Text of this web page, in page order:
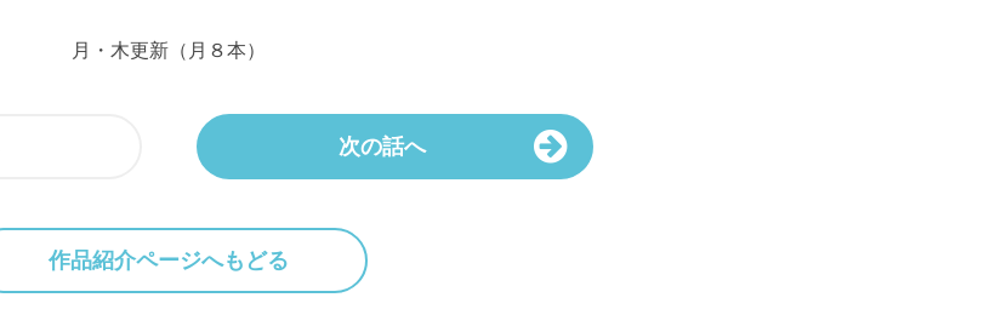
月・木更新（月８本）
次の話へ
作品紹介ページへもどる